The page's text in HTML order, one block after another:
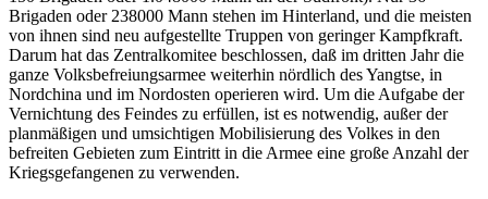
Brigaden oder 238000 Mann stehen im Hinterland, und die meisten
von ihnen sind neu aufgestellte Truppen von geringer Kampfkraft.
Darum hat das Zentralkomitee beschlossen, daß im dritten Jahr die
ganze Volksbefreiungsarmee weiterhin nördlich des Yangtse, in
Nordchina und im Nordosten operieren wird. Um die Aufgabe der
Vernichtung des Feindes zu erfüllen, ist es notwendig, außer der
planmäßigen und umsichtigen Mobilisierung des Volkes in den
befreiten Gebieten zum Eintritt in die Armee eine große Anzahl der
Kriegsgefangenen zu verwenden.